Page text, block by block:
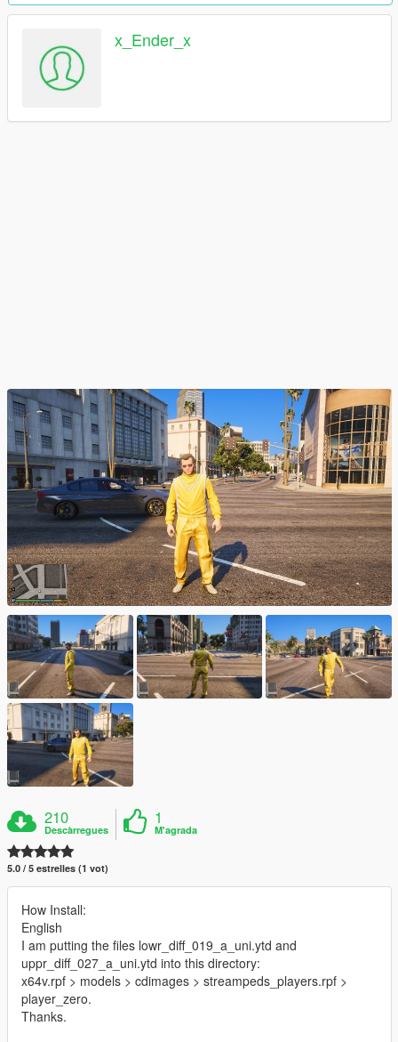
x_Ender_x
210
Descàrregues
1
M'agrada
5.0 / 5 estrelles (1 vot)
How Install:
English
I am putting the files lowr_diff_019_a_uni.ytd and
uppr_diff_027_a_uni.ytd into this directory:
x64v.rpf > models > cdimages > streampeds_players.rpf >
player_zero.
Thanks.